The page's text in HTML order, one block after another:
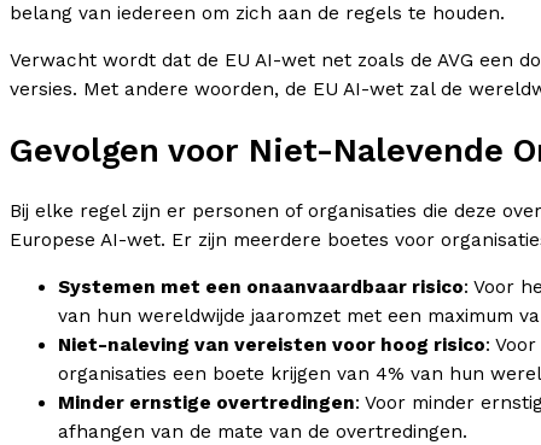
belang van iedereen om zich aan de regels te houden.
Verwacht wordt dat de EU AI-wet net zoals de AVG een
versies. Met andere woorden, de EU AI-wet zal de
Gevolgen voor Niet-Nalevende
Bij elke regel zijn er personen of organisaties die deze
Europese AI-wet. Er zijn meerdere boetes voor
Systemen met een onaanvaardbaar risico: Voor
van hun wereldwijde jaaromzet met een maximum
Niet-naleving van vereisten voor hoog risico:
organisaties een boete krijgen van 4% van hun
Minder ernstige overtredingen: Voor minder
afhangen van de mate van de overtredingen.